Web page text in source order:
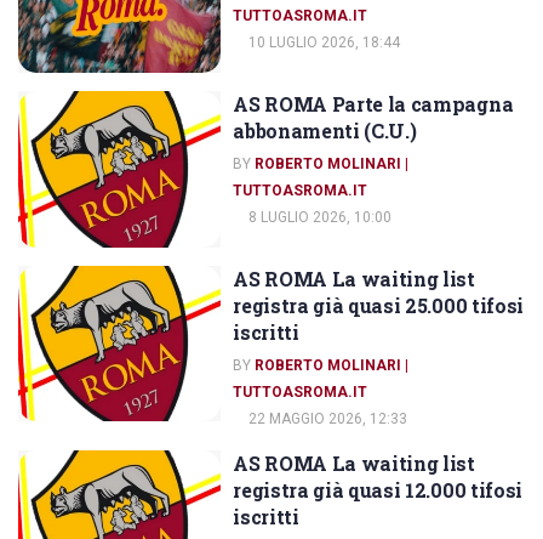
TUTTOASROMA.IT
10 LUGLIO 2026, 18:44
ABBONAMENTI AS ROMA
AS ROMA Parte la campagna
abbonamenti (C.U.)
BY ROBERTO MOLINARI |
TUTTOASROMA.IT
8 LUGLIO 2026, 10:00
ABBONAMENTI AS ROMA
AS ROMA La waiting list
registra già quasi 25.000 tifosi
iscritti
BY ROBERTO MOLINARI |
TUTTOASROMA.IT
22 MAGGIO 2026, 12:33
ABBONAMENTI AS ROMA
AS ROMA La waiting list
registra già quasi 12.000 tifosi
iscritti